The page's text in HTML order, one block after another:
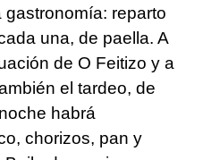
gastronomía: reparto
una, de paella. A
de O Feitizo y a
el tardeo, de
habrá
chorizos, pan y